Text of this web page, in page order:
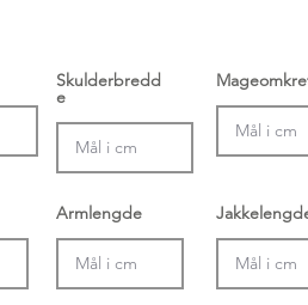
Skulderbredd
e
Armlengde